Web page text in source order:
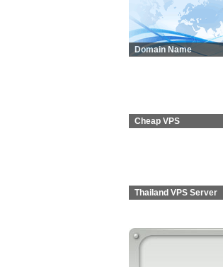
Domain Name
Cheap VPS
Thailand VPS Server